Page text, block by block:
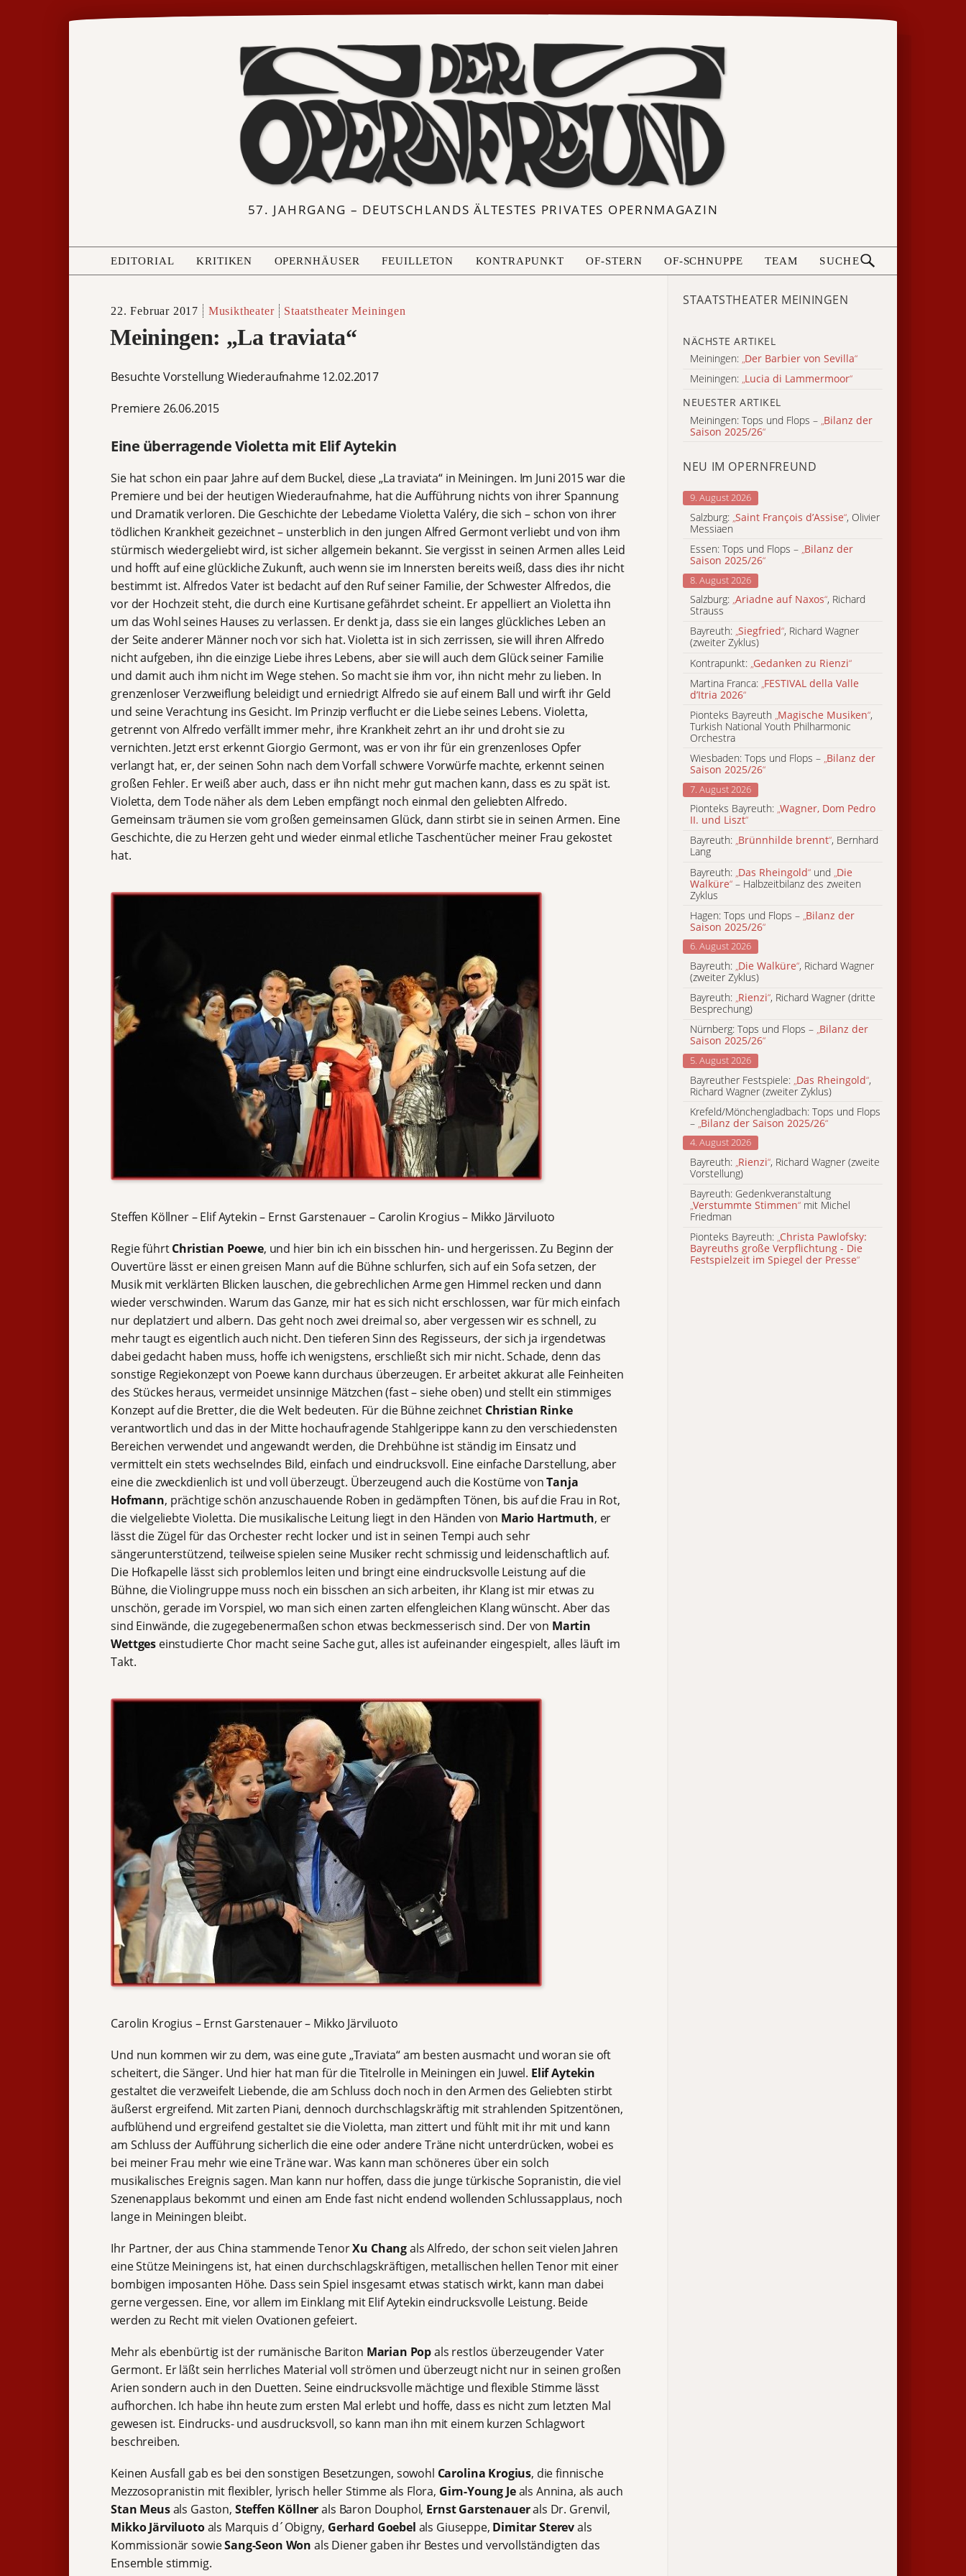
57. JAHRGANG – DEUTSCHLANDS ÄLTESTES PRIVATES OPERNMAGAZIN
EDITORIAL KRITIKEN OPERNHÄUSER FEUILLETON KONTRAPUNKT OF-STERN OF-SCHNUPPE TEAM SUCHE
22. Februar 2017 Musiktheater Staatstheater Meiningen
Meiningen: „La traviata“
Besuchte Vorstellung Wiederaufnahme 12.02.2017
Premiere 26.06.2015
Eine überragende Violetta mit Elif Aytekin
Sie hat schon ein paar Jahre auf dem Buckel, diese „La traviata“ in Meiningen. Im Juni 2015 war die
Premiere und bei der heutigen Wiederaufnahme, hat die Aufführung nichts von ihrer Spannung
und Dramatik verloren. Die Geschichte der Lebedame Violetta Valéry, die sich – schon von ihrer
tödlichen Krankheit gezeichnet – unsterblich in den jungen Alfred Germont verliebt und von ihm
stürmisch wiedergeliebt wird, ist sicher allgemein bekannt. Sie vergisst in seinen Armen alles Leid
und hofft auf eine glückliche Zukunft, auch wenn sie im Innersten bereits weiß, dass dies ihr nicht
bestimmt ist. Alfredos Vater ist bedacht auf den Ruf seiner Familie, der Schwester Alfredos, die
vor der Hochzeit steht, die durch eine Kurtisane gefährdet scheint. Er appelliert an Violetta ihn
um das Wohl seines Hauses zu verlassen. Er denkt ja, dass sie ein langes glückliches Leben an
der Seite anderer Männer noch vor sich hat. Violetta ist in sich zerrissen, sie will ihren Alfredo
nicht aufgeben, ihn die einzige Liebe ihres Lebens, aber sie will auch dem Glück seiner Familie
und damit auch ihm nicht im Wege stehen. So macht sie ihm vor, ihn nicht mehr zu lieben. In
grenzenloser Verzweiflung beleidigt und erniedrigt Alfredo sie auf einem Ball und wirft ihr Geld
und seine Verachtung ins Gesicht. Im Prinzip verflucht er die Liebe seines Lebens. Violetta,
getrennt von Alfredo verfällt immer mehr, ihre Krankheit zehrt an ihr und droht sie zu
vernichten. Jetzt erst erkennt Giorgio Germont, was er von ihr für ein grenzenloses Opfer
verlangt hat, er, der seinen Sohn nach dem Vorfall schwere Vorwürfe machte, erkennt seinen
großen Fehler. Er weiß aber auch, dass er ihn nicht mehr gut machen kann, dass es zu spät ist.
Violetta, dem Tode näher als dem Leben empfängt noch einmal den geliebten Alfredo.
Gemeinsam träumen sie vom großen gemeinsamen Glück, dann stirbt sie in seinen Armen. Eine
Geschichte, die zu Herzen geht und wieder einmal etliche Taschentücher meiner Frau gekostet
hat.
Steffen Köllner – Elif Aytekin – Ernst Garstenauer – Carolin Krogius – Mikko Järviluoto
Regie führtChristian Poewe, und hier bin ich ein bisschen hin- und hergerissen. Zu Beginn der
Ouvertüre lässt er einen greisen Mann auf die Bühne schlurfen, sich auf ein Sofa setzen, der
Musik mit verklärten Blicken lauschen, die gebrechlichen Arme gen Himmel recken und dann
wieder verschwinden. Warum das Ganze, mir hat es sich nicht erschlossen, war für mich einfach
nur deplatziert und albern. Das geht noch zwei dreimal so, aber vergessen wir es schnell, zu
mehr taugt es eigentlich auch nicht. Den tieferen Sinn des Regisseurs, der sich ja irgendetwas
dabei gedacht haben muss, hoffe ich wenigstens, erschließt sich mir nicht. Schade, denn das
sonstige Regiekonzept von Poewe kann durchaus überzeugen. Er arbeitet akkurat alle Feinheiten
des Stückes heraus, vermeidet unsinnige Mätzchen (fast – siehe oben) und stellt ein stimmiges
Konzept auf die Bretter, die die Welt bedeuten. Für die Bühne zeichnet Christian Rinke
verantwortlich und das in der Mitte hochaufragende Stahlgerippe kann zu den verschiedensten
Bereichen verwendet und angewandt werden, die Drehbühne ist ständig im Einsatz und
vermittelt ein stets wechselndes Bild, einfach und eindrucksvoll. Eine einfache Darstellung, aber
eine die zweckdienlich ist und voll überzeugt. Überzeugend auch die Kostüme vonTanja
Hofmann, prächtige schön anzuschauende Roben in gedämpften Tönen, bis auf die Frau in Rot,
die vielgeliebte Violetta. Die musikalische Leitung liegt in den Händen von Mario Hartmuth, er
lässt die Zügel für das Orchester recht locker und ist in seinen Tempi auch sehr
sängerunterstützend, teilweise spielen seine Musiker recht schmissig und leidenschaftlich auf.
Die Hofkapelle lässt sich problemlos leiten und bringt eine eindrucksvolle Leistung auf die
Bühne, die Violingruppe muss noch ein bisschen an sich arbeiten, ihr Klang ist mir etwas zu
unschön, gerade im Vorspiel, wo man sich einen zarten elfengleichen Klang wünscht. Aber das
sind Einwände, die zugegebenermaßen schon etwas beckmesserisch sind. Der von Martin
Wettges einstudierte Chor macht seine Sache gut, alles ist aufeinander eingespielt, alles läuft im
Takt.
Carolin Krogius – Ernst Garstenauer – Mikko Järviluoto
Und nun kommen wir zu dem, was eine gute „Traviata“ am besten ausmacht und woran sie oft
scheitert, die Sänger. Und hier hat man für die Titelrolle in Meiningen ein Juwel. Elif Aytekin
gestaltet die verzweifelt Liebende, die am Schluss doch noch in den Armen des Geliebten stirbt
äußerst ergreifend. Mit zarten Piani, dennoch durchschlagskräftig mit strahlenden Spitzentönen,
aufblühend und ergreifend gestaltet sie die Violetta, man zittert und fühlt mit ihr mit und kann
am Schluss der Aufführung sicherlich die eine oder andere Träne nicht unterdrücken, wobei es
bei meiner Frau mehr wie eine Träne war. Was kann man schöneres über ein solch
musikalisches Ereignis sagen. Man kann nur hoffen, dass die junge türkische Sopranistin, die viel
Szenenapplaus bekommt und einen am Ende fast nicht endend wollenden Schlussapplaus, noch
lange in Meiningen bleibt.
Ihr Partner, der aus China stammende TenorXu Changals Alfredo, der schon seit vielen Jahren
eine Stütze Meiningens ist, hat einen durchschlagskräftigen, metallischen hellen Tenor mit einer
bombigen imposanten Höhe. Dass sein Spiel insgesamt etwas statisch wirkt, kann man dabei
gerne vergessen. Eine, vor allem im Einklang mit Elif Aytekin eindrucksvolle Leistung. Beide
werden zu Recht mit vielen Ovationen gefeiert.
Mehr als ebenbürtig ist der rumänische Bariton Marian Popals restlos überzeugender Vater
Germont. Er läßt sein herrliches Material voll strömen und überzeugt nicht nur in seinen großen
Arien sondern auch in den Duetten. Seine eindrucksvolle mächtige und flexible Stimme lässt
aufhorchen. Ich habe ihn heute zum ersten Mal erlebt und hoffe, dass es nicht zum letzten Mal
gewesen ist. Eindrucks- und ausdrucksvoll, so kann man ihn mit einem kurzen Schlagwort
beschreiben.
Keinen Ausfall gab es bei den sonstigen Besetzungen, sowohl Carolina Krogius, die finnische
Mezzosopranistin mit flexibler, lyrisch heller Stimme als Flora, Girn-Young Jeals Annina, als auch
Stan Meusals Gaston, Steffen Köllnerals Baron Douphol, Ernst Garstenauerals Dr. Grenvil,
Mikko Järviluotoals Marquis d´Obigny, Gerhard Goebel als Giuseppe, Dimitar Sterevals
Kommissionär sowieSang-Seon Won als Diener gaben ihr Bestes und vervollständigten das
Ensemble stimmig.
STAATSTHEATER MEININGEN
NÄCHSTE ARTIKEL
Meiningen: „Der Barbier von Sevilla“
Meiningen: „Lucia di Lammermoor“
NEUESTER ARTIKEL
Meiningen: Tops und Flops – Bilanz der
Saison 2025/26“
NEU IM OPERNFREUND
9. August 2026
Salzburg: „Saint François d’Assise“, Olivier
Messiaen
Essen: Tops und Flops – „Bilanz der
Saison 2025/26“
8. August 2026
Salzburg: „Ariadne auf Naxos“, Richard
Strauss
Bayreuth: „Siegfried“, Richard Wagner
(zweiter Zyklus)
Kontrapunkt: Gedanken zu Rienzi“
Martina Franca: FESTIVAL della Valle
d’Itria 2026“
Pionteks Bayreuth „Magische Musiken“,
Turkish National Youth Philharmonic
Orchestra
Wiesbaden: Tops und Flops – „Bilanz der
Saison 2025/26“
7. August 2026
Pionteks Bayreuth: „Wagner, Dom Pedro
II. und Liszt“
Bayreuth: „Brünnhilde brennt“, Bernhard
Lang
Bayreuth: Das Rheingold“ und Die
Walküre“ – Halbzeitbilanz des zweiten
Zyklus
Hagen: Tops und Flops – „Bilanz der
Saison 2025/26“
6. August 2026
Bayreuth: „Die Walküre“, Richard Wagner
(zweiter Zyklus)
Bayreuth: „Rienzi“, Richard Wagner (dritte
Besprechung)
Nürnberg: Tops und Flops – „Bilanz der
Saison 2025/26“
5. August 2026
Bayreuther Festspiele: Das Rheingold“,
Richard Wagner (zweiter Zyklus)
Krefeld/Mönchengladbach: Tops und Flops
– Bilanz der Saison 2025/26“
4. August 2026
Bayreuth: „Rienzi“, Richard Wagner (zweite
Vorstellung)
Bayreuth: Gedenkveranstaltung
„Verstummte Stimmen“ mit Michel
Friedman
Pionteks Bayreuth: „Christa Pawlofsky:
Bayreuths große Verpflichtung - Die
Festspielzeit im Spiegel der Presse“